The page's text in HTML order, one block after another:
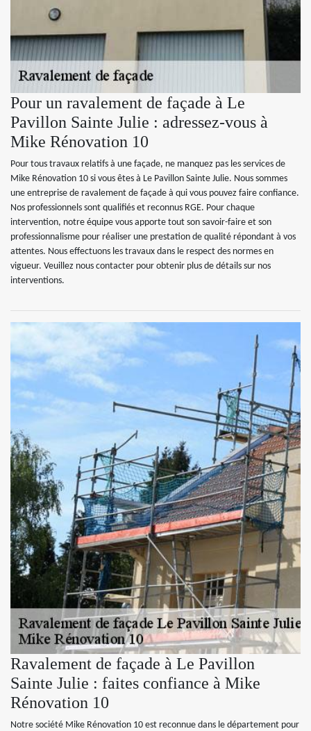
Pour un ravalement de façade à Le
Pavillon Sainte Julie : adressez-vous à
Mike Rénovation 10
Pour tous travaux relatifs à une façade, ne manquez pas les services de
Mike Rénovation 10 si vous êtes à Le Pavillon Sainte Julie. Nous sommes
une entreprise de ravalement de façade à qui vous pouvez faire confiance.
Nos professionnels sont qualifiés et reconnus RGE. Pour chaque
intervention, notre équipe vous apporte tout son savoir-faire et son
professionnalisme pour réaliser une prestation de qualité répondant à vos
attentes. Nous effectuons les travaux dans le respect des normes en
vigueur. Veuillez nous contacter pour obtenir plus de détails sur nos
interventions.
Ravalement de façade à Le Pavillon
Sainte Julie : faites confiance à Mike
Rénovation 10
Notre société Mike Rénovation 10 est reconnue dans le département pour